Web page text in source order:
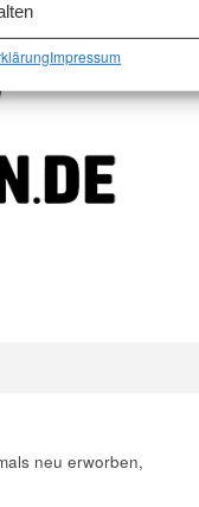
Impressum
neu erworben,